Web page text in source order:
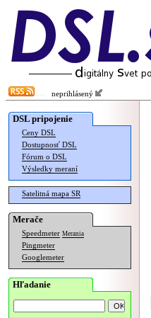
neprihlásený
DSL pripojenie
Ceny DSL
Dostupnosť DSL
Fórum o DSL
Výsledky meraní
Satelitná mapa SR
Merače
Speedmeter Merania
Pingmeter
Googlemeter
Hľadanie